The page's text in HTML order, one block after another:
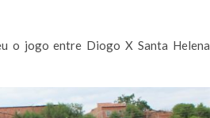
o jogo entre Diogo X Santa Helena